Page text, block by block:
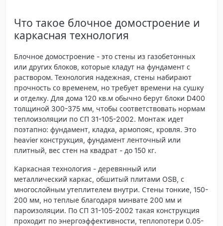
Что такое блочное домостроение и
каркасная технология
Блочное домостроение - это стены из газобетонных
или других блоков, которые кладут на фундамент с
раствором. Технология надежная, стены набирают
прочность со временем, но требует времени на сушку
и отделку. Для дома 120 кв.м обычно берут блоки D400
толщиной 300-375 мм, чтобы соответствовать нормам
теплоизоляции по СП 31-105-2002. Монтаж идет
поэтапно: фундамент, кладка, армопояс, кровля. Это
heavier конструкция, фундамент ленточный или
плитный, вес стен на квадрат - до 150 кг.
Каркасная технология - деревянный или
металлический каркас, обшитый плитами OSB, с
многослойным утеплителем внутри. Стены тонкие, 150-
200 мм, но теплые благодаря минвате 200 мм и
пароизоляции. По СП 31-105-2002 такая конструкция
проходит по энергоэффективности, теплопотери 0.05-